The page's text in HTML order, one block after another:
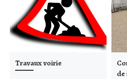
Travaux voirie
de